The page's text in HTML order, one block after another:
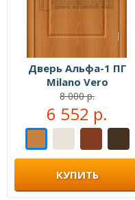
Дверь Альфа-1 ПГ
Milano Vero
8 000 р.
6 552 р.
КУПИТЬ